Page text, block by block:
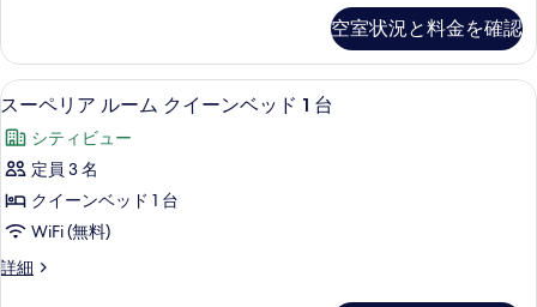
て
の
写
真
を
表
示
す
の
す
べ
て
の
写
を
の
詳
細
ル
ー
ム
の
す
べ
て
の
ア
ツ
イ
ル
ー
の
詳
空室状況と料金を確認
ス
ー
ペ
リ
ア
ル
ー
ミニバー、セーフティボックス (室
5
スーペリア ルーム クイーンベッド 1 台
シティビュー
定員 3 名
クイーンベッド 1 台
WiFi (無料)
詳細
ス